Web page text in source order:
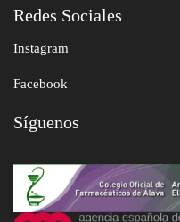
Redes Sociales
Instagram
Facebook
Síguenos